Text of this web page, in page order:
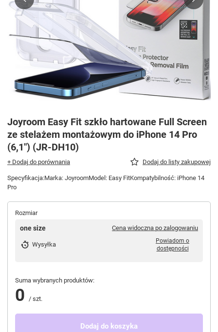
Joyroom Easy Fit szkło hartowane Full Screen
ze stelażem montażowym do iPhone 14 Pro
(6,1") (JR-DH10)
+ Dodaj do porównania Dodaj do listy zakupowej
Specyfikacja:Marka: JoyroomModel: Easy FitKompatybilność: iPhone 14
Pro
Rozmiar
one size Cena widoczna po zalogowaniu
Wysyłka
Powiadom o
dostępności
Suma wybranych produktów:
0 / szt.
Dodaj do koszyka